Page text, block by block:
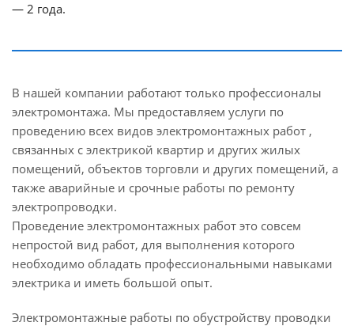
— 2 года.
В нашей компании работают только профессионалы
электромонтажа. Мы предоставляем услуги по
проведению всех видов электромонтажных работ ,
связанных с электрикой квартир и других жилых
помещений, объектов торговли и других помещений, а
также аварийные и срочные работы по ремонту
электропроводки.
Проведение электромонтажных работ это совсем
непростой вид работ, для выполнения которого
необходимо обладать профессиональными навыками
электрика и иметь большой опыт.
Электромонтажные работы по обустройству проводки